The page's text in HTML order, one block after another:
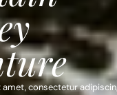
consectetur